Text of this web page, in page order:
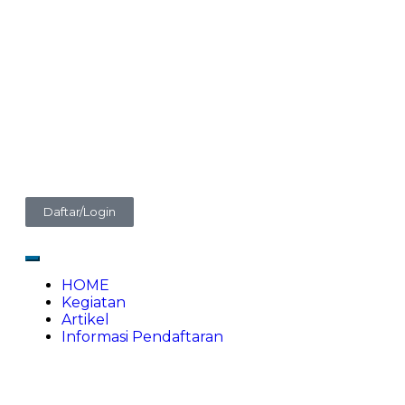
Daftar/Login
HOME
Kegiatan
Artikel
Informasi Pendaftaran